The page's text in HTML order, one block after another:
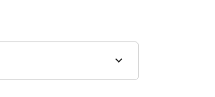
keyboard_arrow_down